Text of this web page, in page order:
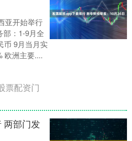
亚开始举行
部：1-9月全
币 9月当月实
欧洲主要....
票配资门
两部门发